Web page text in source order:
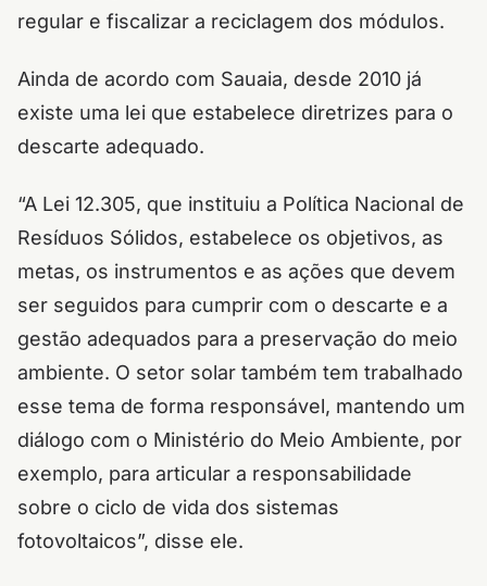
regular e fiscalizar a reciclagem dos módulos.
Ainda de acordo com Sauaia, desde 2010 já
existe uma lei que estabelece diretrizes para o
descarte adequado.
“A Lei 12.305, que instituiu a Política Nacional de
Resíduos Sólidos, estabelece os objetivos, as
metas, os instrumentos e as ações que devem
ser seguidos para cumprir com o descarte e a
gestão adequados para a preservação do meio
ambiente. O setor solar também tem trabalhado
esse tema de forma responsável, mantendo um
diálogo com o Ministério do Meio Ambiente, por
exemplo, para articular a responsabilidade
sobre o ciclo de vida dos sistemas
fotovoltaicos”, disse ele.